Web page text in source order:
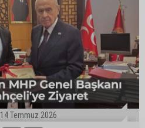
14 Temmuz 2026